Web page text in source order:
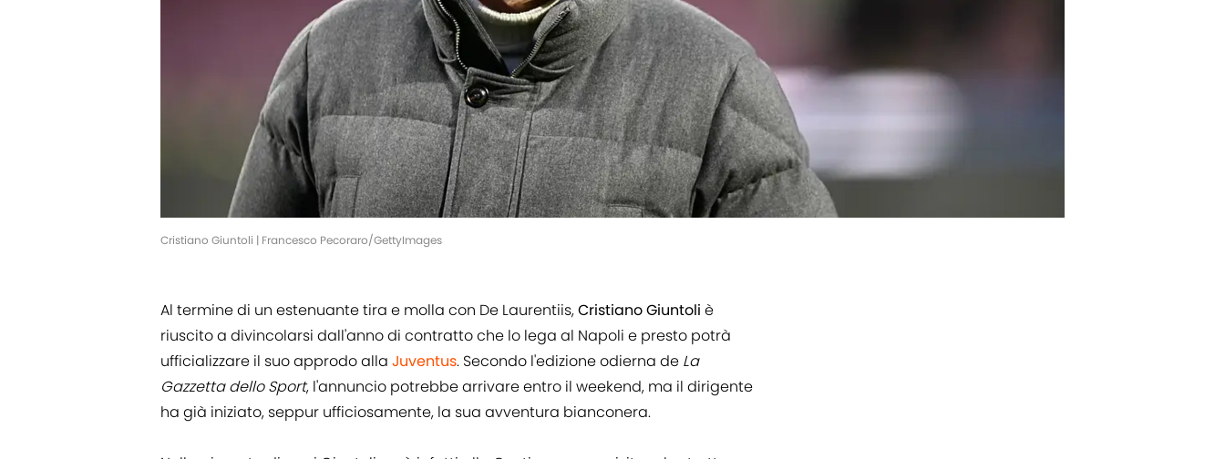
Cristiano Giuntoli | Francesco Pecoraro/GettyImages
Al termine di un estenuante tira e molla con De Laurentiis,Cristiano Giuntoli è
riuscito a divincolarsi dall'anno di contratto che lo lega al Napoli e presto potrà
ufficializzare il suo approdo alla Juventus. Secondo l'edizione odierna de La
Gazzetta dello Sport, l'annuncio potrebbe arrivare entro il weekend, ma il dirigente
ha già iniziato, seppur ufficiosamente, la sua avventura bianconera.